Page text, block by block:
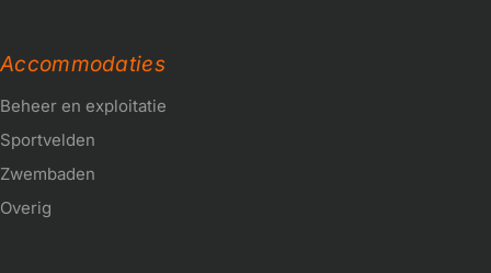
Accommodaties
Beheer en exploitatie
Sportvelden
Zwembaden
Overig